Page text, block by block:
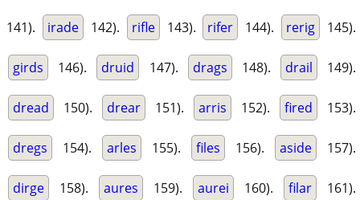
141). irade 142). rifle 143). rifer 144). rerig 145).
girds 146). druid 147). drags 148). drail 149).
dread 150). drear 151). arris 152). fired 153).
dregs 154). arles 155). files 156). aside 157).
dirge 158). aures 159). aurei 160). filar 161).